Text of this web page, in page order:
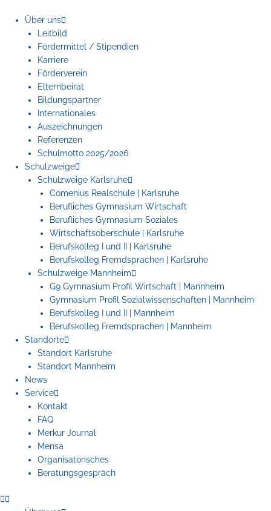
Inhalt
springen
Über uns
Leitbild
Fördermittel / Stipendien
Karriere
Förderverein
Elternbeirat
Bildungspartner
Internationales
Auszeichnungen
Referenzen
Schulmotto 2025/2026
Schulzweige
Schulzweige Karlsruhe
Comenius Realschule | Karlsruhe
Berufliches Gymnasium Wirtschaft
Berufliches Gymnasium Soziales
Wirtschaftsoberschule | Karlsruhe
Berufskolleg I und II | Karlsruhe
Berufskolleg Fremdsprachen | Karlsruhe
Schulzweige Mannheim
G9 Gymnasium Profil Wirtschaft | Mannheim
Gymnasium Profil Sozialwissenschaften | Mannheim
Berufskolleg I und II | Mannheim
Berufskolleg Fremdsprachen | Mannheim
Standorte
Standort Karlsruhe
Standort Mannheim
News
Service
Kontakt
FAQ
Merkur Journal
Mensa
Organisatorisches
Beratungsgespräch